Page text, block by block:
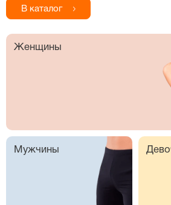
В каталог
Женщины
Мужчины